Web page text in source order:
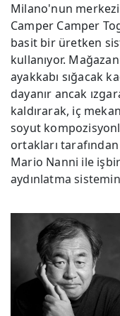
Milano'nun
Camper Camper
basit bir üretken
kullanıyor.
ayakkabı sığacak
dayanır ancak
kaldırarak, iç
soyut
ortakları
Mario Nanni ile
aydınlatma